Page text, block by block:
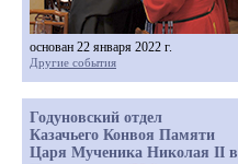
основан 22 января 2022 г.
Другие события
Годуновский отдел
Казачьего Конвоя Памяти
Царя Мученика Николая II в